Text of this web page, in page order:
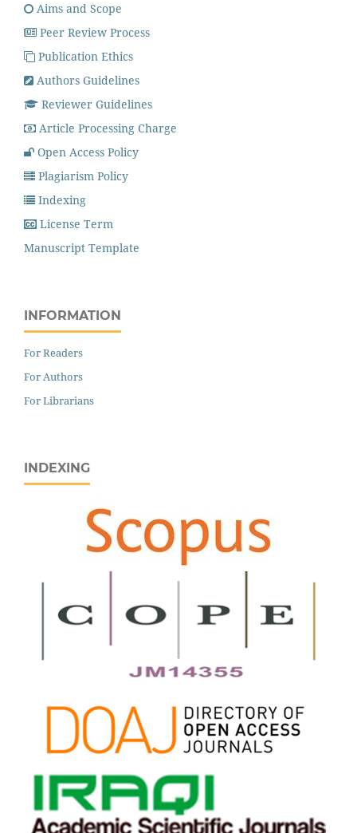
Aims and Scope
Peer Review Process
Publication Ethics
Authors Guidelines
Reviewer Guidelines
Article Processing Charge
Open Access Policy
Plagiarism Policy
Indexing
License Term
Manuscript Template
INFORMATION
For Readers
For Authors
For Librarians
INDEXING